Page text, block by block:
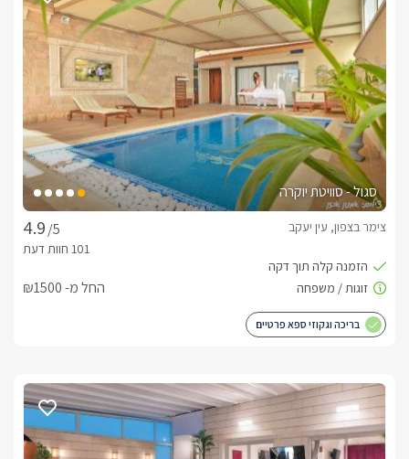
סגול - סוויטת יוקרה
/5
צימר בצפון, עין יעקב
החל מ- ₪1500
בריכה וגקוזי ספא פרטיים